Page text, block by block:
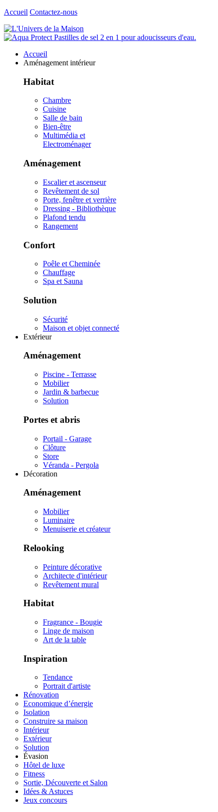
Accueil Contactez-nous
Accueil
Aménagement intérieur
Habitat
Chambre
Cuisine
Salle de bain
Bien-être
Multimédia et
Electroménager
Aménagement
Escalier et ascenseur
Revêtement de sol
Porte, fenêtre et verrière
Dressing - Bibliothèque
Plafond tendu
Rangement
Confort
Poêle et Cheminée
Chauffage
Spa et Sauna
Solution
Sécurité
Maison et objet connecté
Extérieur
Aménagement
Piscine - Terrasse
Mobilier
Jardin & barbecue
Solution
Portes et abris
Portail - Garage
Clôture
Store
Véranda - Pergola
Décoration
Aménagement
Mobilier
Luminaire
Menuiserie et créateur
Relooking
Peinture décorative
Architecte d'intérieur
Revêtement mural
Habitat
Fragrance - Bougie
Linge de maison
Art de la table
Inspiration
Tendance
Portrait d'artiste
Rénovation
Economique d’énergie
Isolation
Construire sa maison
Intérieur
Extérieur
Solution
Évasion
Hôtel de luxe
Fitness
Sortie, Découverte et Salon
Idées & Astuces
Jeux concours